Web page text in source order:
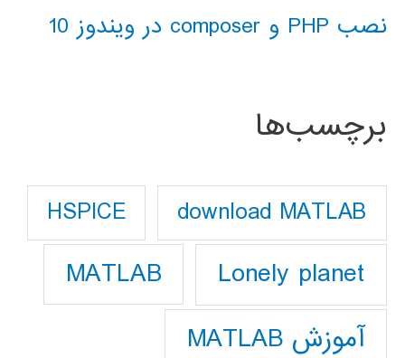
نصب PHP و composer در ویندوز 10
برچسب‌ها
download MATLAB
HSPICE
Lonely planet
MATLAB
آموزش MATLAB